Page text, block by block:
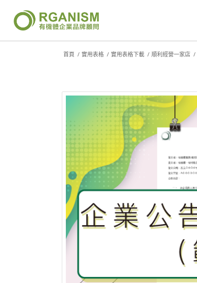
首頁 / 實用表格 / 實用表格下載 / 順利經營一家店 /